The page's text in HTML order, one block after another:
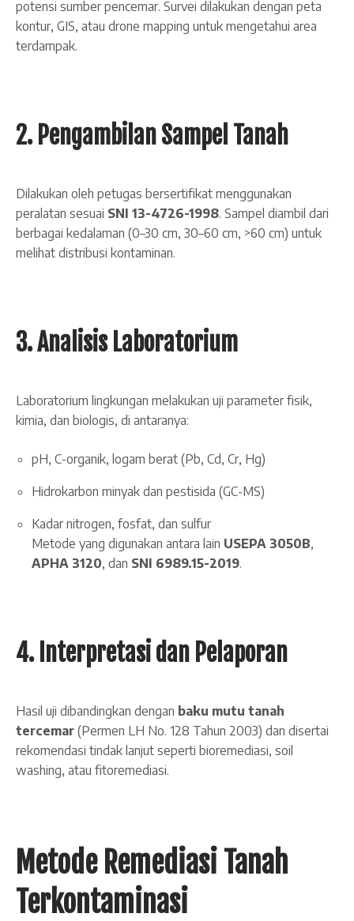
potensi sumber pencemar. Survei dilakukan dengan peta
kontur, GIS, atau drone mapping untuk mengetahui area
terdampak.
2. Pengambilan Sampel Tanah
Dilakukan oleh petugas bersertifikat menggunakan
peralatan sesuai SNI 13-4726-1998. Sampel diambil dari
berbagai kedalaman (0–30 cm, 30–60 cm, >60 cm) untuk
melihat distribusi kontaminan.
3. Analisis Laboratorium
Laboratorium lingkungan melakukan uji parameter fisik,
kimia, dan biologis, di antaranya:
pH, C-organik, logam berat (Pb, Cd, Cr, Hg)
Hidrokarbon minyak dan pestisida (GC-MS)
Kadar nitrogen, fosfat, dan sulfur
Metode yang digunakan antara lain USEPA 3050B,
APHA 3120, dan SNI 6989.15-2019.
4. Interpretasi dan Pelaporan
Hasil uji dibandingkan dengan baku mutu tanah
tercemar (Permen LH No. 128 Tahun 2003) dan disertai
rekomendasi tindak lanjut seperti bioremediasi, soil
washing, atau fitoremediasi.
Metode Remediasi Tanah
Terkontaminasi